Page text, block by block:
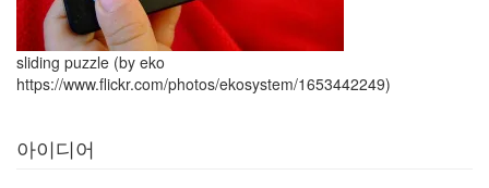
sliding puzzle (by eko
https://www.flickr.com/photos/ekosystem/1653442249)
아이디어